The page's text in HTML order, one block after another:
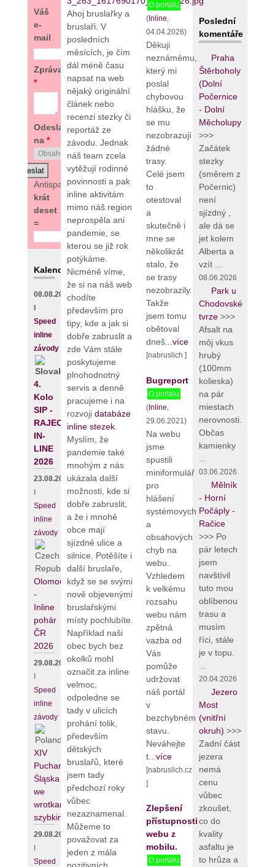
Váš
e-
mail
Zpráva
*
Odeslat
na *
Antispam:2
krát
deset
=
Kalendář
08.08.2026
Speed
inline
závody
4.
Kolo
SIP -
RAJECKÝ
IN-
LINE
2026
23.08.2026
Speed
inline
závody
Olomouc
-
Inline
pohár
ČR
2026
29.08.2026
Speed
inline
závody
XIV
Puchar
Śląska
we
wrotkarstwie
szybkim
29.08.2026
Speed
Ahoj bruslařky a
bruslaři. V
posledních
měsících, je čím
dál méně času
napsat na web
nějaký originální
článek nebo
recenzi stezky či
reportáž ze
závodu. Jednak
náš team zcela
vytěžují rodinné
povinnosti a pak
inline aktivitám
mimo náš region
neprospěla ani
pandemie, se
kterou se již rok
potýkáme.
Nicméně víme,
že si na náš web
chodíte
především pro
tipy, kde a jak si
dobře zabruslit a
zde Vám stále
poskytujeme
plnohodnotný
servis a denně
pracujeme i na
rozvoji databáze
inline stezek.
Myslím, že
pandemie také
mnohým z nás
ukázala další
možnosti, kde si
dobře zabruslit,
a že i mnohé
obce mají
sjízdné ulice a
silnice. Potěšíte i
další bruslaře,
když se se svými
nově objevenými
bruslařskými
místy pochlubíte.
Například naši
obec bych bez
okolků mohl
označit za inline
velmoc,
odpoledne se
tady v ulicích
prohání tolik,
především
dětských
bruslařů, které
jsem tady
předchozí roky
vůbec
nezaznamenal.
Můžeme to
považovat za
jeden z mála
O portálu
(Inline,
04.04.2026)
Děkuji
neznámému,
který mi
poslal
chybovou
hlášku, že
se mu
nezobrazují
žádné
trasy.
Celé jsem
to
otestoval
a
skutečně i
mne se
několikrát
stalo, že
se trasy
nezobrazily.
Takže
jsem tomu
obětoval
dneš...více
[nabruslich ]
Bugreport
O portálu
(Inline
29.06.2021)
Na webu
jsme
spustili
miniformulář
pro
hlášení
systémovych
a
obsahových
chyb na
webu.
Vzhledem
k velkému
rozsahu
webu nám
zpětná
vazba od
Vás
pomůže
udržovat
náš portál
v
bezchybném
stavu.
Neváhejte
t... více
[nabruslich.cz
]
Zlepšení
přístupnosti
webu z
mobilu.
O portálu
Poslední
komentáře
Praha
Štěrboholy
(Dolní
Počernice
- Dolní
Měcholupy
>>>
Začátek
stezky
(směrem z
Počernic)
není
sjízdný ,
ale dá se
jet kolem
Alberta a
vzít ...
08.06.2026
Park u
Chodovské
tvrze>>>
Afsalt na
môj vkus
hrubý
(100mm
kolieska)
na pár
miestach
nerovnosti.
Občas
kamienky
...
03.06.2026
Mělník
- Horní
Počáply -
Račice
>>> Po
pár letech
jsem
navštívil
tuto mou
oblíbenou
trasu a
musím
říci, stále
je v topu.
...
20.04.2026
Jezero
Most
(vnitřní
okruh) >>>
Zadní část
jezera
nemá
cenu
vůbec
zkoušet,
co do
kvality
asfaltu je
to hrůza a